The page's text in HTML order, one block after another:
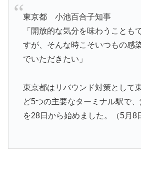
東京都 小池百合子知事
「開放的な気分を味わうことも
すが、そんな時こそいつもの感
でいただきたい」
東京都はリバウンド対策として
ど5つの主要なターミナル駅で
を28日から始めました。（5月8